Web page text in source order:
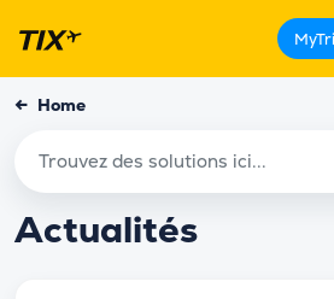
← Home
Actualités